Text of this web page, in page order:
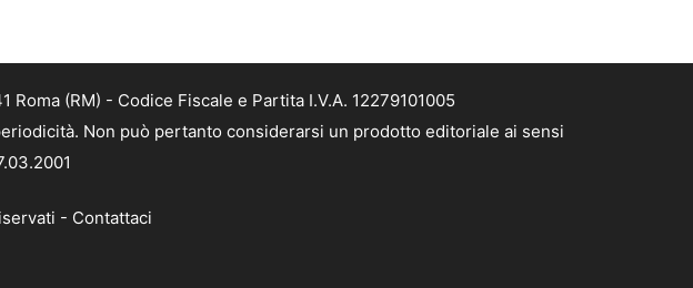
(RM) - Codice Fiscale e Partita I.V.A. 12279101005
Non può pertanto considerarsi un prodotto editoriale ai sensi
- Contattaci